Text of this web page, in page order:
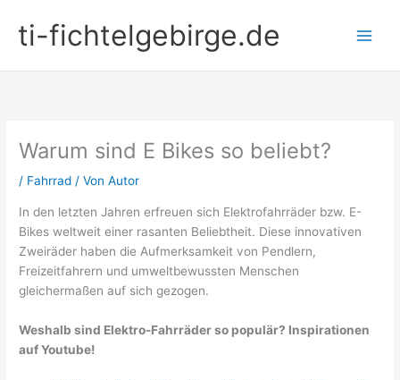
Inhalt
springenti-fichtelgebirge.de
Warum sind E Bikes so beliebt?
/ Fahrrad / VonAutor
In den letzten Jahren erfreuen sich Elektrofahrräder bzw. E-
Bikes weltweit einer rasanten Beliebtheit. Diese innovativen
Zweiräder haben die Aufmerksamkeit von Pendlern,
Freizeitfahrern und umweltbewussten Menschen
gleichermaßen auf sich gezogen.
Weshalb sind Elektro-Fahrräder so populär? Inspirationen
auf Youtube!